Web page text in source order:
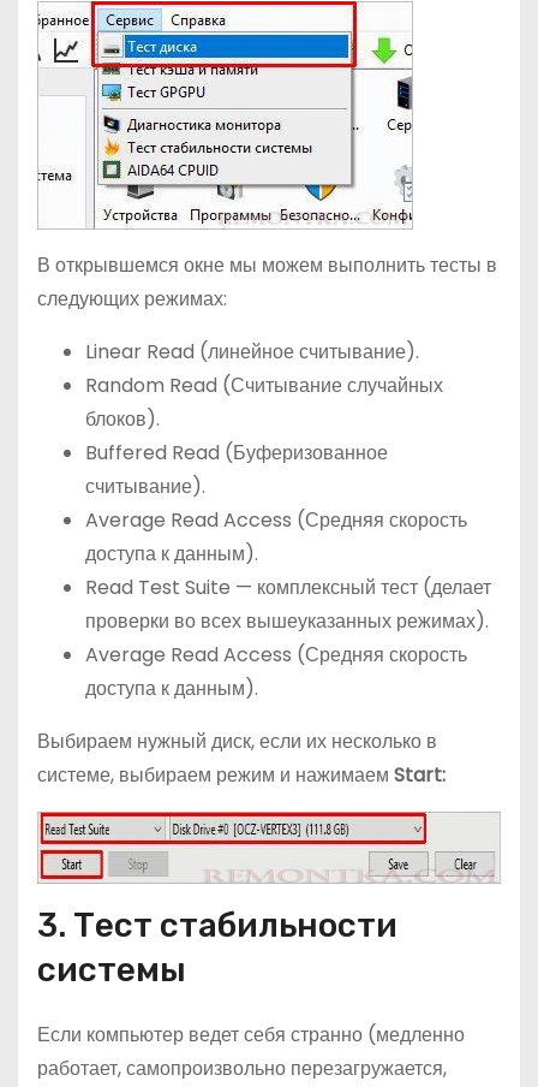
В открывшемся окне мы можем выполнить тесты в
следующих режимах:
Linear Read (линейное считывание).
Random Read (Считывание случайных
блоков).
Buffered Read (Буферизованное
считывание).
Average Read Access (Средняя скорость
доступа к данным).
Read Test Suite — комплексный тест (делает
проверки во всех вышеуказанных режимах).
Average Read Access (Средняя скорость
доступа к данным).
Выбираем нужный диск, если их несколько в
системе, выбираем режим и нажимаем Start:
3. Тест стабильности
системы
Если компьютер ведет себя странно (медленно
работает, самопроизвольно перезагружается,